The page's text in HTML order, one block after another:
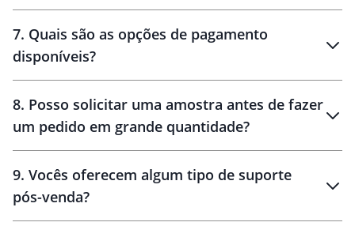
10 dias
brinde
48 horas
7. Quais são as opções de pagamento
disponíveis?
8. Posso solicitar uma amostra antes de fazer
um pedido em grande quantidade?
9. Vocês oferecem algum tipo de suporte
pós-venda?